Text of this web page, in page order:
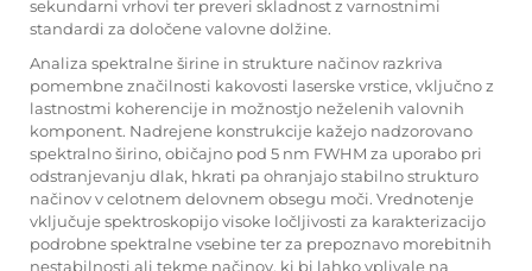
sekundarni vrhovi ter preveri skladnost z varnostnimi
standardi za določene valovne dolžine.
Analiza spektralne širine in strukture načinov razkriva
pomembne značilnosti kakovosti laserske vrstice, vključno z
lastnostmi koherencije in možnostjo neželenih valovnih
komponent. Nadrejene konstrukcije kažejo nadzorovano
spektralno širino, običajno pod 5 nm FWHM za uporabo pri
odstranjevanju dlak, hkrati pa ohranjajo stabilno strukturo
načinov v celotnem delovnem obsegu moči. Vrednotenje
vključuje spektroskopijo visoke ločljivosti za karakterizacijo
podrobne spektralne vsebine ter za prepoznavo morebitnih
nestabilnosti ali tekme načinov, ki bi lahko vplivale na